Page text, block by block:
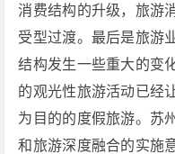
消费结构的升级，旅游
受型过渡。最后是旅游
结构发生一些重大的变
的观光性旅游活动已经
为目的的度假旅游。苏
和旅游深度融合的实施